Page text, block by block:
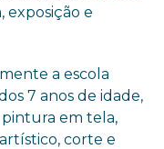
exposição e
a escola
7 anos de idade,
pintura em tela,
corte e